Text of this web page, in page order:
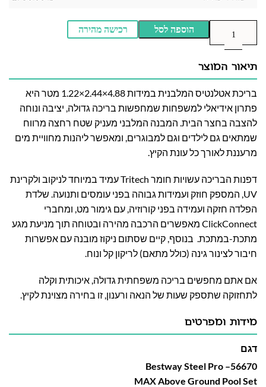
הוספה לסל רכישה מהירה
תיאור המוצר
בריכת אטלנטיס המלבנית במידות 4.88×2.44×1.22 מטר היא
פתרון אידיאלי למשפחות שמחפשות בריכה גדולה, יציבה ונוחה
להצבה בחצר הבית. המבנה המלבני מעניק שטח רחצה מרווח
שמתאים גם לילדים וגם למבוגרים, ומאפשר ליהנות מחוויית מים
מרעננת לאורך כל עונת הקיץ.
דפנות הבריכה עשויות חומר Tritech עמיד במיוחד לניקוב ולקרינת
UV, המספק חוזק ועמידות גבוהה בפני עומסים ותנועה. שלדת
הפלדה חזקה ועמידה בפני קורוזיה, עם גימור מט, ומחברי
ClickConnect מאפשרים הרכבה מהירה ובטוחה תוך מניעת מגע
מתכת-במתכת. בנוסף, קיים שסתום ניקוז מובנה עם אפשרות
חיבור לצינור גינה (כולל מתאם) לריקון קל ונוח.
אם אתם מחפשים בריכה משפחתית גדולה, איכותית וקלה
לתחזוקה שתספק שעות של הנאה ורענון, זו בחירה מצוינת לקיץ.
מידות ומפרטים
דגם
56670– Bestway Steel Pro
MAX Above Ground Pool Set